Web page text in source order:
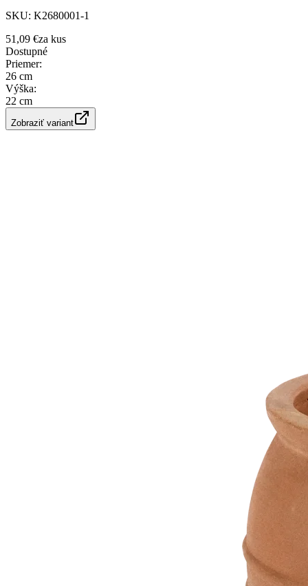
SKU: K2680001-1
51,09 €za kus
Dostupné
Priemer:
26 cm
Výška:
22 cm
Zobraziť variant